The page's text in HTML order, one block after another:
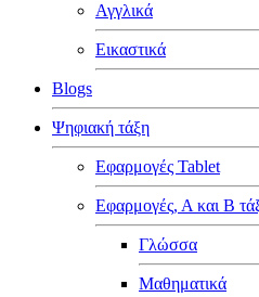
Αγγλικά
Εικαστικά
Blogs
Ψηφιακή τάξη
Εφαρμογές Tablet
Εφαρμογές, Α και Β
Γλώσσα
Μαθηματικά